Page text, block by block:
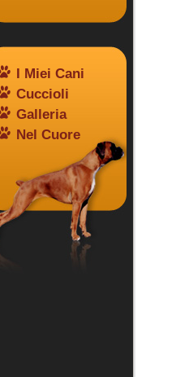
I Miei Cani
Cuccioli
Galleria
Nel Cuore